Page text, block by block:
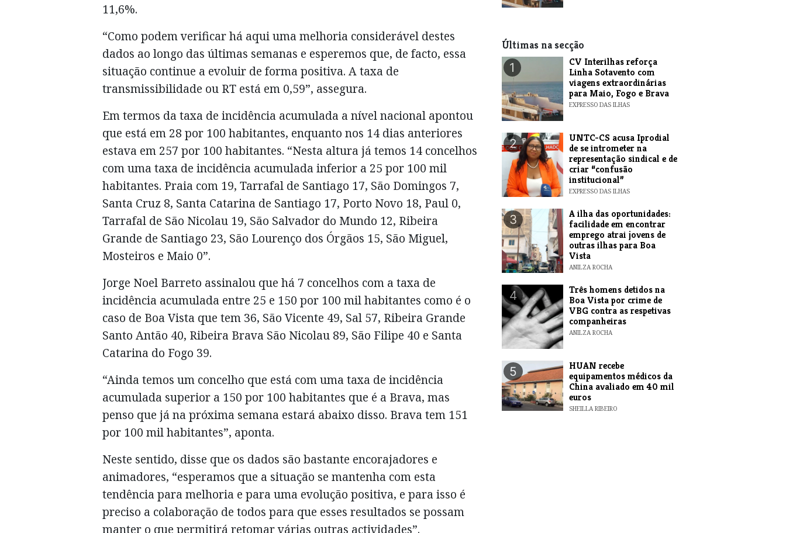
11,6%.
“Como podem verificar há aqui uma melhoria considerável destes
dados ao longo das últimas semanas e esperemos que, de facto, essa
situação continue a evoluir de forma positiva. A taxa de
transmissibilidade ou RT está em 0,59”, assegura.
Em termos da taxa de incidência acumulada a nível nacional apontou
que está em 28 por 100 habitantes, enquanto nos 14 dias anteriores
estava em 257 por 100 habitantes. “Nesta altura já temos 14 concelhos
com uma taxa de incidência acumulada inferior a 25 por 100 mil
habitantes. Praia com 19, Tarrafal de Santiago 17, São Domingos 7,
Santa Cruz 8, Santa Catarina de Santiago 17, Porto Novo 18, Paul 0,
Tarrafal de São Nicolau 19, São Salvador do Mundo 12, Ribeira
Grande de Santiago 23, São Lourenço dos Órgãos 15, São Miguel,
Mosteiros e Maio 0”.
Jorge Noel Barreto assinalou que há 7 concelhos com a taxa de
incidência acumulada entre 25 e 150 por 100 mil habitantes como é o
caso de Boa Vista que tem 36, São Vicente 49, Sal 57, Ribeira Grande
Santo Antão 40, Ribeira Brava São Nicolau 89, São Filipe 40 e Santa
Catarina do Fogo 39.
“Ainda temos um concelho que está com uma taxa de incidência
acumulada superior a 150 por 100 habitantes que é a Brava, mas
penso que já na próxima semana estará abaixo disso. Brava tem 151
por 100 mil habitantes”, aponta.
Neste sentido, disse que os dados são bastante encorajadores e
animadores, “esperamos que a situação se mantenha com esta
tendência para melhoria e para uma evolução positiva, e para isso é
preciso a colaboração de todos para que esses resultados se possam
manter o que permitirá retomar várias outras actividades”.
Últimas na secção
1
​CV Interilhas reforça
Linha Sotavento com
viagens extraordinárias
para Maio, Fogo e Brava
EXPRESSO DAS ILHAS
2
UNTC-CS acusa Iprodial
de se intrometer na
representação sindical e de
criar “confusão
institucional”
EXPRESSO DAS ILHAS
3
A ilha das oportunidades:
facilidade em encontrar
emprego atrai jovens de
outras ilhas para Boa
Vista
ANILZA ROCHA
4
Três homens detidos na
Boa Vista por crime de
VBG contra as respetivas
companheiras
ANILZA ROCHA
5
HUAN recebe
equipamentos médicos da
China avaliado em 40 mil
euros
SHEILLA RIBEIRO